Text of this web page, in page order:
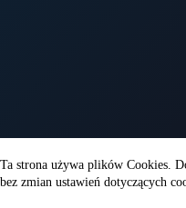
Ta strona używa plików Cookies.
bez zmian ustawień dotyczących